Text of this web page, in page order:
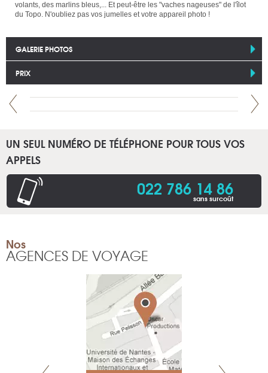
volants, des marlins bleus,... Et peut-être les "vaches nageuses" de l'îlot
du Topo. N'oubliez pas vos jumelles et votre appareil photo !
GALERIE PHOTOS
PRIX
UN SEUL NUMÉRO DE TÉLÉPHONE POUR TOUS VOS
APPELS
022 786 14 86
sans surcoût
Nos
AGENCES DE VOYAGE